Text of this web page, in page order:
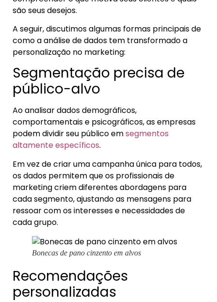
são seus desejos.
A seguir, discutimos algumas formas principais de
como a análise de dados tem transformado a
personalização no marketing:
Segmentação precisa de
público-alvo
Ao analisar dados demográficos,
comportamentais e psicográficos, as empresas
podem dividir seu público emsegmentos
altamente específicos.
Em vez de criar uma campanha única para todos,
os dados permitem que os profissionais de
marketing criem diferentes abordagens para
cada segmento, ajustando as mensagens para
ressoar com os interesses e necessidades de
cada grupo.
Bonecas de pano cinzento em alvos
Recomendações
personalizadas